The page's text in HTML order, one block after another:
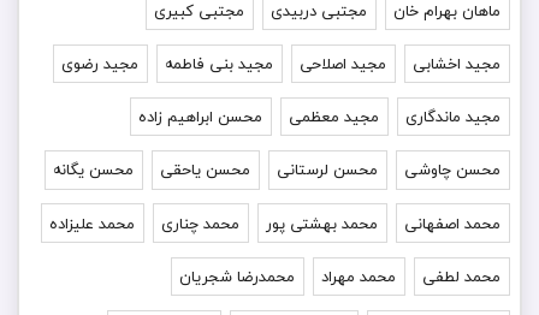
ماهان بهرام خان مجتبی دربیدی مجتبی کبیری
مجید اخشابی مجید اصلاحی مجید بنی فاطمه مجید رضوی
مجید ماندگاری مجید معظمی محسن ابراهیم زاده
محسن چاوشی محسن لرستانی محسن یاحقی محسن یگانه
محمد اصفهانی محمد بهشتی پور محمد چناری محمد علیزاده
محمد لطفی محمد مهراد محمدرضا شجریان